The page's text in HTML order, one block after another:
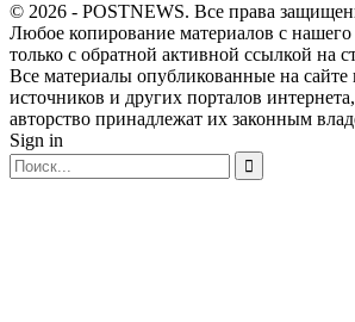
© 2026 - POSTNEWS. Все права
Любое копирование материалов с нашего
только с обратной активной ссылкой на
Все материалы опубликованные на сайте
источников и других порталов
авторство принадлежат их законным
Sign in